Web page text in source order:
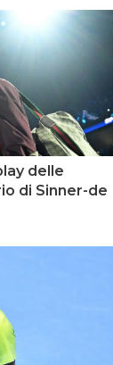
delle
di Sinner-de